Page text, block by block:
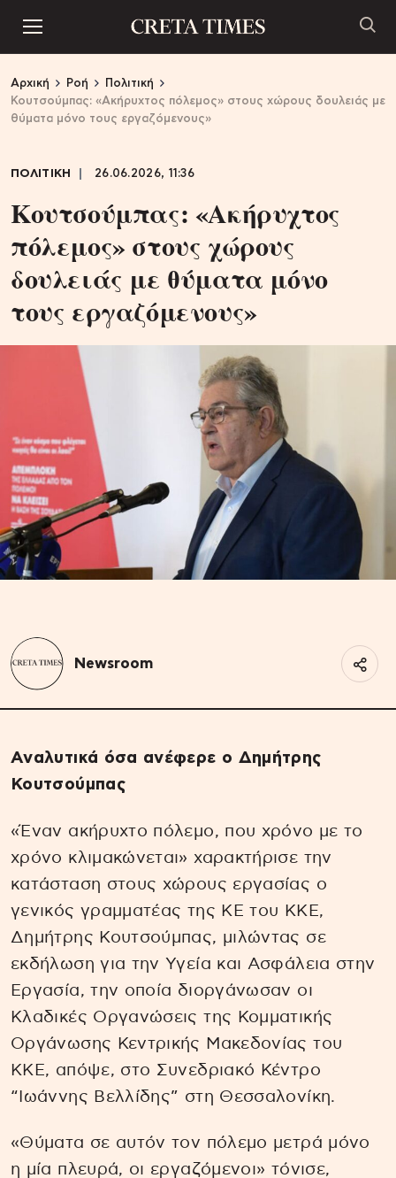
Αρχική Ροή
Πολιτική
Κουτσούμπας: «Ακήρυχτος πόλεμος» στους χώρους δουλειάς με
θύματα μόνο τους εργαζόμενους»
ΠΟΛΙΤΙΚΗ 26.06.2026, 11:36
Κουτσούμπας: «Ακήρυχτος
πόλεμος» στους χώρους
δουλειάς με θύματα μόνο
τους εργαζόμενους»
Newsroom
Αναλυτικά όσα ανέφερε ο Δημήτρης
Κουτσούμπας
«Έναν ακήρυχτο πόλεμο, που χρόνο με το
χρόνο κλιμακώνεται» χαρακτήρισε την
κατάσταση στους χώρους εργασίας ο
γενικός γραμματέας της ΚΕ του ΚΚΕ,
Δημήτρης Κουτσούμπας, μιλώντας σε
εκδήλωση για την Υγεία και Ασφάλεια στην
Εργασία, την οποία διοργάνωσαν οι
Κλαδικές Οργανώσεις της Κομματικής
Οργάνωσης Κεντρικής Μακεδονίας του
ΚΚΕ, απόψε, στο Συνεδριακό Κέντρο
“Ιωάννης Βελλίδης” στη Θεσσαλονίκη.
«Θύματα σε αυτόν τον πόλεμο μετρά μόνο
η μία πλευρά, οι εργαζόμενοι» τόνισε,